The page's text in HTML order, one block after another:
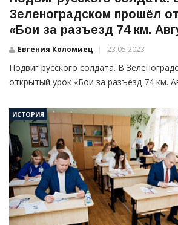
Зеленоградском прошёл
«Бои за разъезд 74 км.
Евгения Коломиец 23.05.2023
Подвиг русского солдата. В
открытый урок «Бои за разъезд 74 км.
ИСТОРИЯ